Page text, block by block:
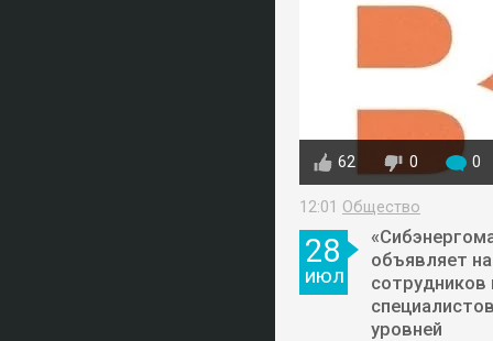
62 0 0
12:01 Общество
28
июл
объявляет
сотрудников
уровней